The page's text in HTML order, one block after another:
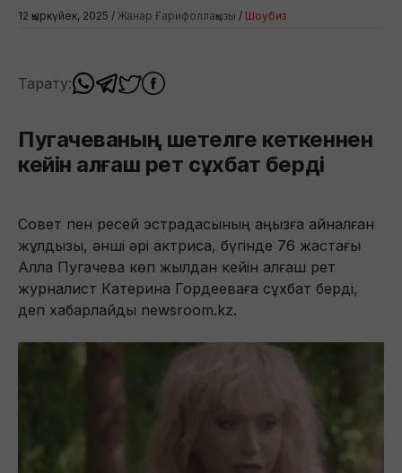
12 қыркүйек, 2025 / Жанар Ғарифоллақызы / Шоубиз
Тарату:
Пугачеваның шетелге кеткеннен
кейін алғаш рет сұхбат берді
Совет пен ресей эстрадасының аңызға айналған
жұлдызы, әнші әрі актриса, бүгінде 76 жастағы
Алла Пугачева көп жылдан кейін алғаш рет
журналист Катерина Гордееваға сұхбат берді,
деп хабарлайды newsroom.kz.